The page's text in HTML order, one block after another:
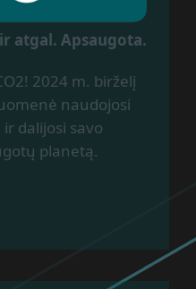
atgal. Apsaugota.
2024 m. birželį
naudojosi
dalijosi savo
planetą.